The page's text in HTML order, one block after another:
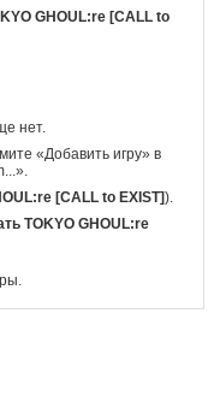
GHOUL:re [CALL to
нет.
«Добавить игру» в
[CALL to EXIST]).
TOKYO GHOUL:re